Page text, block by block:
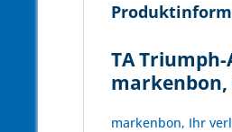
TA
markenbon,
markenbon, Ihr